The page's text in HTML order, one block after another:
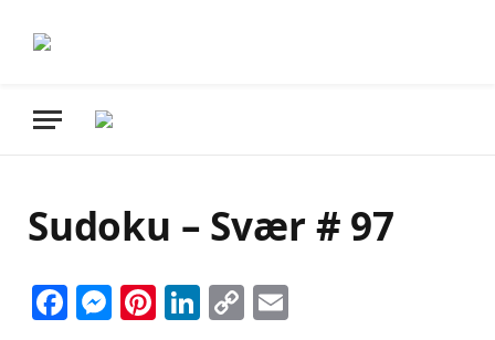
Sudoku – Svær # 97
Facebook
Messenger
Pinterest
LinkedIn
Copy